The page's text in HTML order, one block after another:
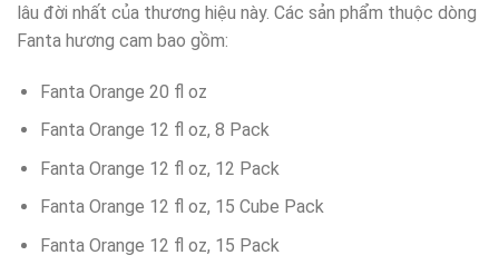
lâu đời nhất của thương hiệu này. Các sản phẩm thuộc dòng
Fanta hương cam bao gồm:
Fanta Orange 20 fl oz
Fanta Orange 12 fl oz, 8 Pack
Fanta Orange 12 fl oz, 12 Pack
Fanta Orange 12 fl oz, 15 Cube Pack
Fanta Orange 12 fl oz, 15 Pack